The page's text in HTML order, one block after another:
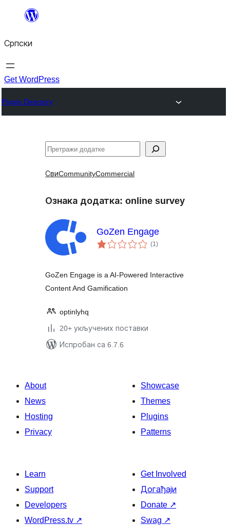
Скочи
садржај
Српски
Get WordPress
Plugin Directory
Претрага
СвиCommunityCommercial
Ознака додатка: online survey
GoZen Engage
(1укупних
оцена
)
GoZen Engage is a AI-Powered Interactive
Content And Gamification
optinlyhq
20+ укључених поставки
Испробан са 6.7.6
About
News
Hosting
Privacy
Showcase
Themes
Plugins
Patterns
Learn
Support
Developers
WordPress.tv ↗
Get Involved
Догађаји
Donate ↗
Swag ↗